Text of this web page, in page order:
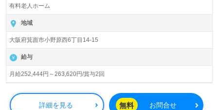
入居定員58名（58室/全室個室）『スーパー・コート箕面
小野原』株式会社スーパー・コート（本社：大阪府大阪
市）様の運営です。従業員人数1,935名以上。大阪府、兵
庫県、京都府、奈良県に52施設の有料老人ホーム、高齢者
向け住宅、ビル、マンション運営/管理、賃貸マンションの
企画/設計/施工事業を展開されています。会社全体の取り
組みのひとつ＜サンクスカード制度＞が人気。一緒に働く
仲間へ、日頃の感謝の気持ちを言葉にして伝えていらっし
ゃる企業様です。
有料老人ホーム
地域
大阪府箕面市小野原西6丁目14-15
給与
月給252,444円～263,620円/賞与2回
詳細を見る 無料 お問合せ